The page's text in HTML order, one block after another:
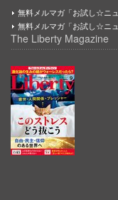
無料メルマガ「お試し☆ニ
無料メルマガ「お試し☆ニ
The Liberty Magazine